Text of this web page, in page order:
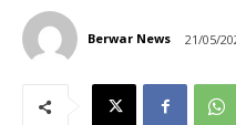
Berwar News 21/05/